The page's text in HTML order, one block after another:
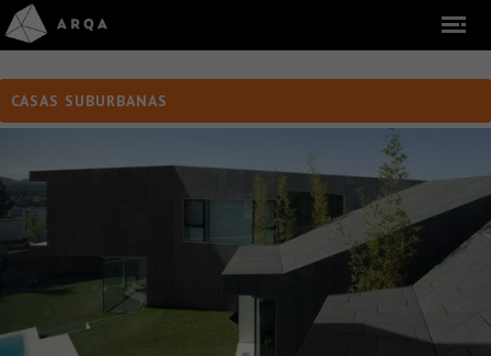
CASAS SUBURBANAS